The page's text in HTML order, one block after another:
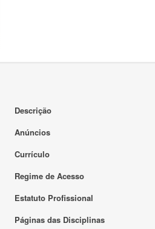
Descrição
Anúncios
Currículo
Regime de Acesso
Estatuto Profissional
Páginas das Disciplinas